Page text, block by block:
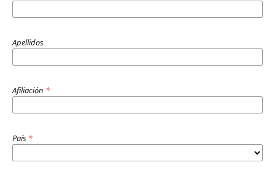
Apellidos
Afiliación *
País *